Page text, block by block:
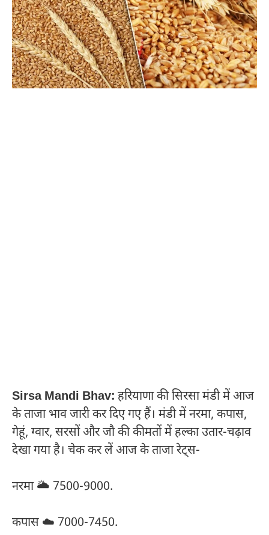
Sirsa Mandi Bhav: हरियाणा की सिरसा मंडी में आज
के ताजा भाव जारी कर दिए गए हैं। मंडी में नरमा, कपास,
गेहूं, ग्वार, सरसों और जौ की कीमतों में हल्का उतार-चढ़ाव
देखा गया है। चेक कर लें आज के ताजा रेट्स-
नरमा 🌥️ 7500-9000.
कपास ☁️ 7000-7450.